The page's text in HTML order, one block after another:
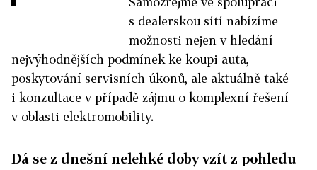
s dealerskou sítí nabízíme
možnosti nejen v hledání
nejvýhodnějších podmínek ke koupi auta,
poskytování servisních úkonů, ale aktuálně také
i konzultace v případě zájmu o komplexní řešení
v oblasti elektromobility.
Dá se z dnešní nelehké doby vzít z pohledu